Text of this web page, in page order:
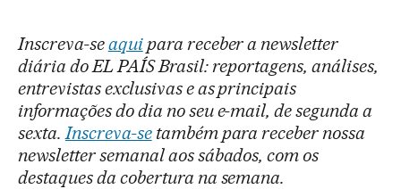
Inscreva-seaquipara receber a newsletter
diária do EL PAÍS Brasil: reportagens, análises,
entrevistas exclusivas e as principais
informações do dia no seu e-mail, de segunda a
sexta. Inscreva-setambém para receber nossa
newsletter semanal aos sábados, com os
destaques da cobertura na semana.